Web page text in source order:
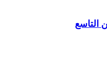
التاسع